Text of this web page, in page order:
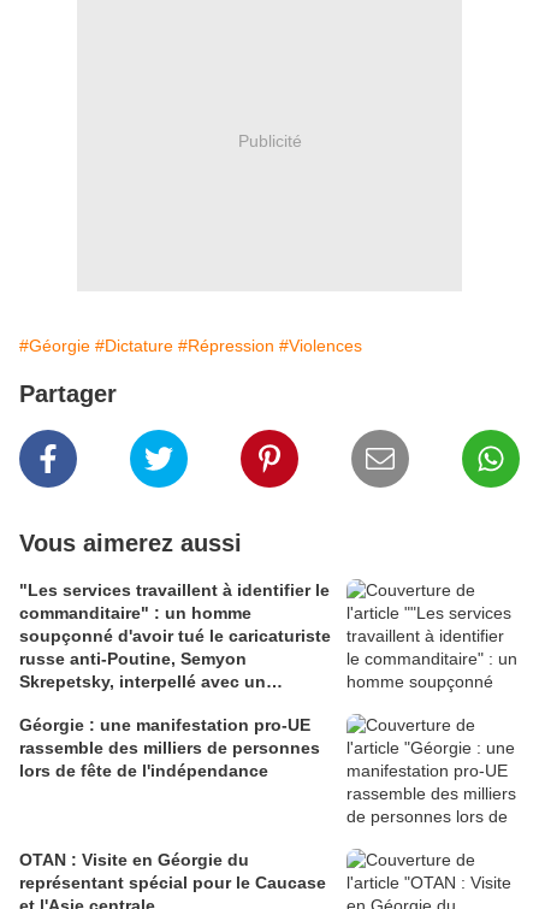
Publicité
#Géorgie #Dictature #Répression #Violences
Partager
Vous aimerez aussi
"Les services travaillent à identifier le
commanditaire" : un homme
soupçonné d'avoir tué le caricaturiste
russe anti-Poutine, Semyon
Skrepetsky, interpellé avec un
Géorgie : une manifestation pro-UE
rassemble des milliers de personnes
lors de fête de l'indépendance
OTAN : Visite en Géorgie du
représentant spécial pour le Caucase